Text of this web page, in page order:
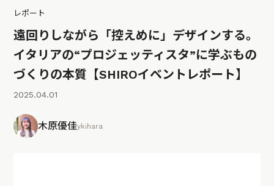
レポート
遠回りしながら「控えめに」デザインする。
イタリアの“プロジェッティスタ”に学ぶもの
づくりの本質【SHIROイベントレポート】
2025.04.01
木原優佳ykihara